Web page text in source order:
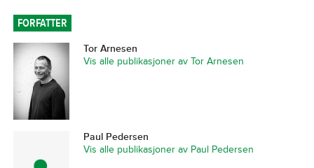
FORFATTER
Tor Arnesen
Vis alle publikasjoner av Tor Arnesen
Paul Pedersen
Vis alle publikasjoner av Paul Pedersen